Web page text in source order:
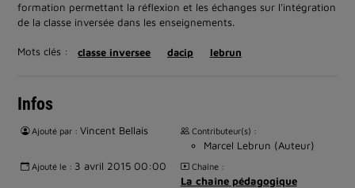
formation permettant la réflexion et les échanges sur l'intégration
de la classe inversée dans les enseignements.
Mots clés : classe inversee dacip lebrun
Infos
Ajouté par : Vincent Bellais Contributeur(s) :
Marcel Lebrun (Auteur)
Ajouté le : 3 avril 2015 00:00 Chaîne :
La chaîne pédagogique